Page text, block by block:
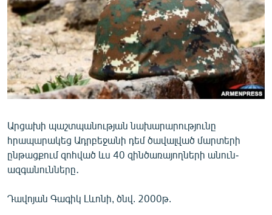
ՏԱՐԱԾԱՇՐՋԱՆ
ՄԻՋԱԶԳԱՅԻՆ
ՄՇԱԿՈՒՅԹ
ՍՊՈՐՏ
ՄԵԿՆԱԲԱՆՈՒԹՅՈՒՆ
ՏՏ ԵՒ ԻՆՏԵՐՆԵՏ
ԿՈՐՈՆԱՎԻՐՈՒՍ
ԱՐԽԻՎ
Արցախի պաշտպանության նախարարությունը
հրապարակեց Ադրբեջանի դեմ ծավալված մարտերի
ընթացքում զոհված ևս 40 զինծառայողների անուն-
ազգանունները․
Դավոյան Գագիկ Լևոնի, ծնվ. 2000թ.